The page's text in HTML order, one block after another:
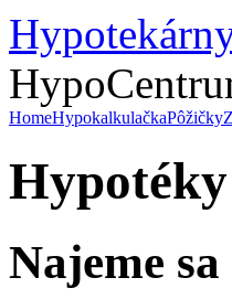
HomeHypokalkulačkaPôžičky
Najeme